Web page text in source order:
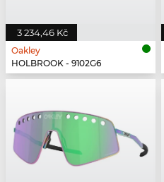
3 234,46 Kč
Oakley
HOLBROOK - 9102G6